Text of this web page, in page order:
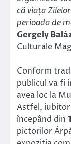
că viața
perioada de
Gergely
Culturale
Conform
publicul va fi
avea loc la
Astfel,
începând din
pictorilor